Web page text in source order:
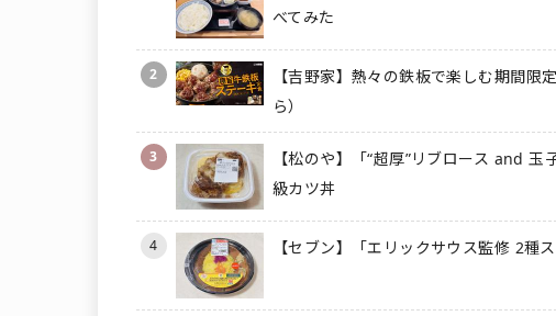
べてみた
2
【吉野家】熱々の鉄板で楽しむ期間
ら）
3
【松のや】「“超厚”リブロース and
級カツ丼
4 【セブン】「エリックサウス監修 2種